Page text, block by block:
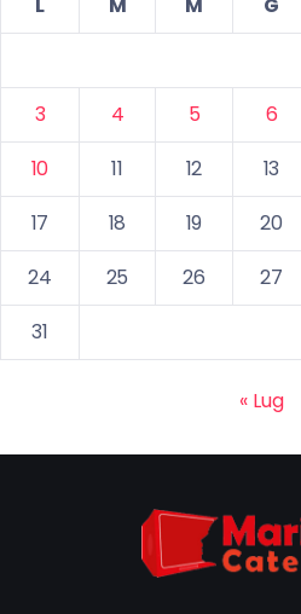
L
M M G
3
4 5 6
10
11 12 13
17
18 19 20
24
25 26 27
31
« Lug